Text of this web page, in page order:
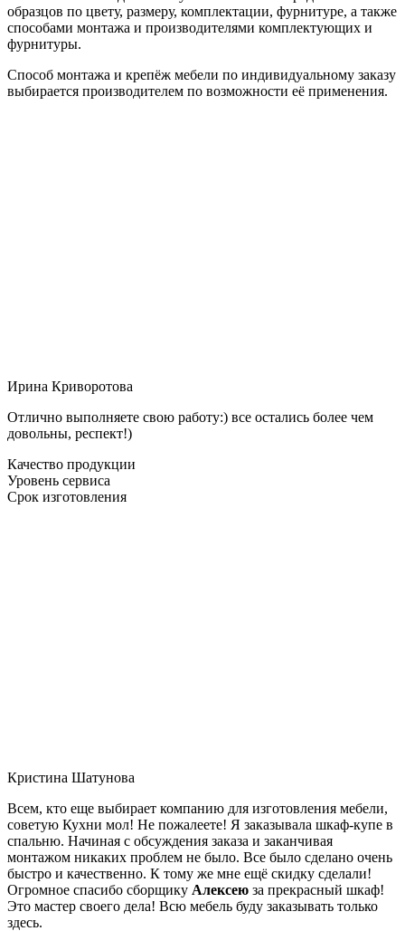
образцов по цвету, размеру, комплектации, фурнитуре, а также
способами монтажа и производителями комплектующих и
фурнитуры.
Способ монтажа и крепёж мебели по индивидуальному заказу
выбирается производителем по возможности её применения.
Ирина Криворотова
Отлично выполняете свою работу:) все остались более чем
довольны, респект!)
Качество продукции
Уровень сервиса
Срок изготовления
Кристина Шатунова
Всем, кто еще выбирает компанию для изготовления мебели,
советую Кухни мол! Не пожалеете! Я заказывала шкаф-купе в
спальню. Начиная с обсуждения заказа и заканчивая
монтажом никаких проблем не было. Все было сделано очень
быстро и качественно. К тому же мне ещё скидку сделали!
Огромное спасибо сборщику Алексею за прекрасный шкаф!
Это мастер своего дела! Всю мебель буду заказывать только
здесь.